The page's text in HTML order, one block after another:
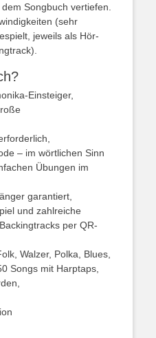
Songbuch vertiefen.
(sehr
jeweils als Hör-
Einsteiger,
– im wörtlichen Sinn
Übungen im
garantiert,
und zahlreiche
per QR-
Walzer, Polka, Blues,
Songs mit Harptaps,